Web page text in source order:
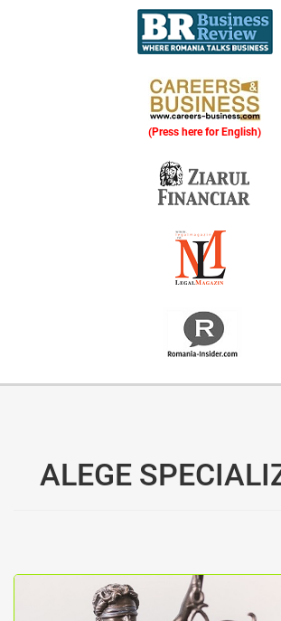
(Press here for English)
ALEGE